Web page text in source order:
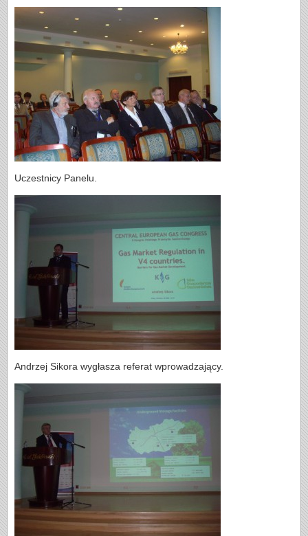
Uczestnicy Panelu.
Andrzej Sikora wygłasza referat wprowadzający.